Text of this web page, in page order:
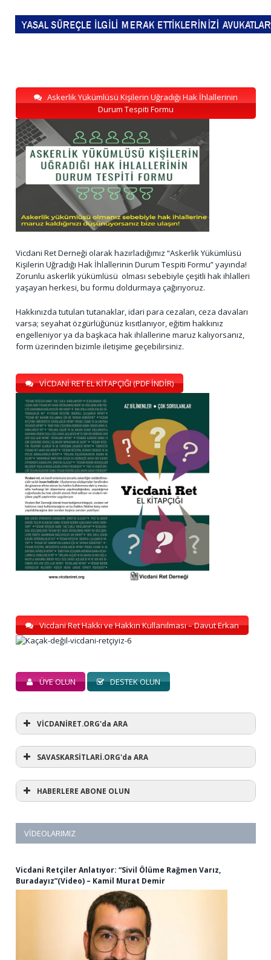
Askerlik Yükümlüsü Kişilerin Uğradığı Hak İhlallerinin
Durum Tespiti Formu
Vicdani Ret Derneği olarak hazırladığımız “Askerlik Yükümlüsü
Kişilerin Uğradığı Hak İhlallerinin Durum Tespiti Formu” yayında!
Zorunlu askerlik yükümlüsü olması sebebiyle çeşitli hak ihlalleri
yaşayan herkesi, bu formu doldurmaya çağırıyoruz.
Hakkınızda tutulan tutanaklar, idari para cezaları, ceza davaları
varsa; seyahat özgürlüğünüz kısıtlanıyor, eğitim hakkınız
engelleniyor ya da başkaca hak ihlallerine maruz kalıyorsanız,
form üzerinden bizimle iletişime geçebilirsiniz.
VİCDANİ RET EL KİTAPÇIĞI (PDF İNDİR)
Vicdani Ret Hakkı ve Hakkın Kullanılması – Davut Erkan
ÜYE OLUN DESTEK OLUN
VİCDANİRET.ORG'da ARA
SAVASKARSİTLARİ.ORG'da ARA
HABERLERE ABONE OLUN
VIDEOLARIMIZ
Vicdani Retçiler Anlatıyor: “Sivil Ölüme Rağmen Varız,
Buradayız”(Video) – Kamil Murat Demir